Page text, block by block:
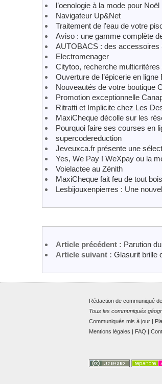
l’oenologie à la mode pour Noël
Navigateur Up&Net
Traitement de l’eau de votre
Aviso : une gamme complète
AUTOBACS : des
Electromenager
Citytoo, recherche
Ouverture de l’épicerie en
Nouveautés de votre boutique
Promotion exceptionnelle
Ritratti et Implicite chez Les
MaxiCheque décolle sur les
Pourquoi faire ses courses en
supercodereduction
Jeveuxca.fr présente une
Yes, We Pay ! WeXpay ou la
Voielactee au Zénith
MaxiCheque fait feu de tout
Lesbijouxenpierres : Une
Article précédent : Parution
Article suivant : Glasurit brille
Rédaction de communiqué
Tous les communiqués
Communiqués mis à jour |
Mentions légales | FAQ |